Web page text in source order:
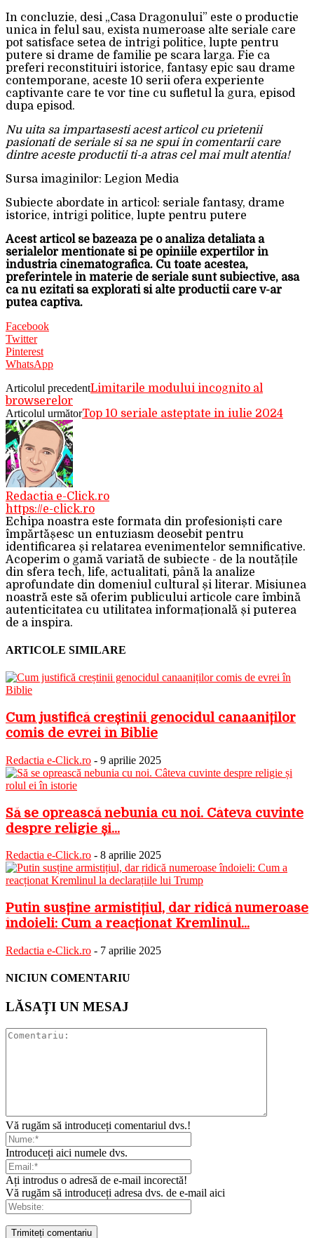
In concluzie, desi „Casa Dragonului” este o productie
unica in felul sau, exista numeroase alte seriale care
pot satisface setea de intrigi politice, lupte pentru
putere si drame de familie pe scara larga. Fie ca
preferi reconstituiri istorice, fantasy epic sau drame
contemporane, aceste 10 serii ofera experiente
captivante care te vor tine cu sufletul la gura, episod
dupa episod.
Nu uita sa impartasesti acest articol cu prietenii
pasionati de seriale si sa ne spui in comentarii care
dintre aceste productii ti-a atras cel mai mult atentia!
Sursa imaginilor: Legion Media
Subiecte abordate in articol: seriale fantasy, drame
istorice, intrigi politice, lupte pentru putere
Acest articol se bazeaza pe o analiza detaliata a
serialelor mentionate si pe opiniile expertilor in
industria cinematografica. Cu toate acestea,
preferintele in materie de seriale sunt subiective, asa
ca nu ezitati sa explorati si alte productii care v-ar
putea captiva.
Facebook
Twitter
Pinterest
WhatsApp
Articolul precedentLimitarile modului incognito al
browserelor
Articolul următorTop 10 seriale asteptate in iulie 2024
Redactia e-Click.ro
https://e-click.ro
Echipa noastra este formata din profesioniști care
împărtășesc un entuziasm deosebit pentru
identificarea și relatarea evenimentelor semnificative.
Acoperim o gamă variată de subiecte - de la noutățile
din sfera tech, life, actualitati, până la analize
aprofundate din domeniul cultural și literar. Misiunea
noastră este să oferim publicului articole care îmbină
autenticitatea cu utilitatea informațională și puterea
de a inspira.
ARTICOLE SIMILARE
Cum justifică creștinii genocidul canaaniților
comis de evrei în Biblie
Redactia e-Click.ro - 9 aprilie 2025
Să se oprească nebunia cu noi. Câteva cuvinte
despre religie și...
Redactia e-Click.ro - 8 aprilie 2025
Putin susține armistițiul, dar ridică numeroase
îndoieli: Cum a reacționat Kremlinul...
Redactia e-Click.ro - 7 aprilie 2025
NICIUN COMENTARIU
LĂSAȚI UN MESAJ
Vă rugăm să introduceți comentariul dvs.!
Introduceți aici numele dvs.
Ați introdus o adresă de e-mail incorectă!
Vă rugăm să introduceți adresa dvs. de e-mail aici